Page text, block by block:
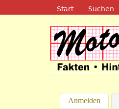
Navigation
Start Suchen
Anmelden